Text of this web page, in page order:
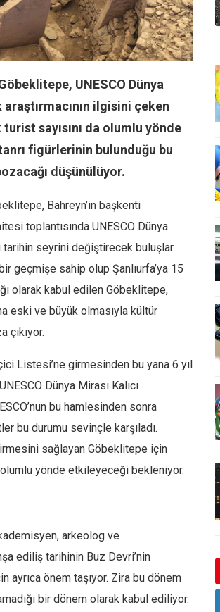
UNESCO Dünya
ilgisini çeken
sayısını da olumlu yönde
figürlerinin bulunduğu bu
düşünülüyor.
Bahreyn’in başkenti
toplantısında UNESCO Dünya
tarihin seyrini değiştirecek buluşlar
geçmişe sahip olup Şanlıurfa’ya 15
olarak kabul edilen Göbeklitepe,
eski ve büyük olmasıyla kültür
çıkıyor.
Listesi’ne girmesinden bu yana 6 yıl
Dünya Mirası Kalıcı
bu hamlesinden sonra
bu durumu sevinçle karşıladı.
sağlayan Göbeklitepe için
yönde etkileyeceği bekleniyor.
arkeolog ve
ediliş tarihinin Buz Devri’nin
ayrıca önem taşıyor. Zira bu dönem
bir dönem olarak kabul ediliyor.